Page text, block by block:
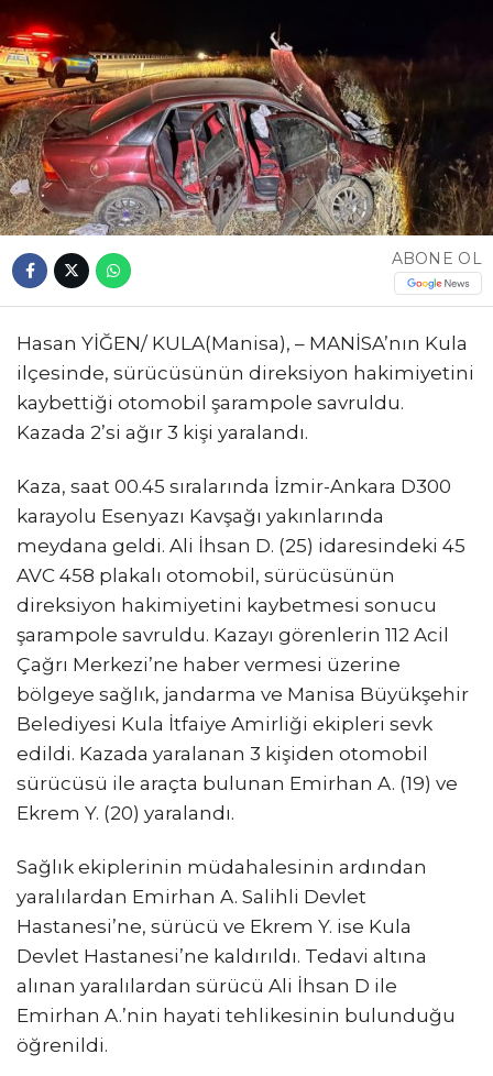
ABONE OL
Hasan YİĞEN/ KULA(Manisa), – MANİSA’nın Kula
ilçesinde, sürücüsünün direksiyon hakimiyetini
kaybettiği otomobil şarampole savruldu.
Kazada 2’si ağır 3 kişi yaralandı.
Kaza, saat 00.45 sıralarında İzmir-Ankara D300
karayolu Esenyazı Kavşağı yakınlarında
meydana geldi. Ali İhsan D. (25) idaresindeki 45
AVC 458 plakalı otomobil, sürücüsünün
direksiyon hakimiyetini kaybetmesi sonucu
şarampole savruldu. Kazayı görenlerin 112 Acil
Çağrı Merkezi’ne haber vermesi üzerine
bölgeye sağlık, jandarma ve Manisa Büyükşehir
Belediyesi Kula İtfaiye Amirliği ekipleri sevk
edildi. Kazada yaralanan 3 kişiden otomobil
sürücüsü ile araçta bulunan Emirhan A. (19) ve
Ekrem Y. (20) yaralandı.
Sağlık ekiplerinin müdahalesinin ardından
yaralılardan Emirhan A. Salihli Devlet
Hastanesi’ne, sürücü ve Ekrem Y. ise Kula
Devlet Hastanesi’ne kaldırıldı. Tedavi altına
alınan yaralılardan sürücü Ali İhsan D ile
Emirhan A.’nin hayati tehlikesinin bulunduğu
öğrenildi.